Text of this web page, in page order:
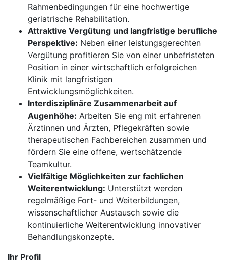
Rahmenbedingungen für eine hochwertige
geriatrische Rehabilitation.
Attraktive Vergütung und langfristige berufliche
Perspektive: Neben einer leistungsgerechten
Vergütung profitieren Sie von einer unbefristeten
Position in einer wirtschaftlich erfolgreichen
Klinik mit langfristigen
Entwicklungsmöglichkeiten.
Interdisziplinäre Zusammenarbeit auf
Augenhöhe: Arbeiten Sie eng mit erfahrenen
Ärztinnen und Ärzten, Pflegekräften sowie
therapeutischen Fachbereichen zusammen und
fördern Sie eine offene, wertschätzende
Teamkultur.
Vielfältige Möglichkeiten zur fachlichen
Weiterentwicklung: Unterstützt werden
regelmäßige Fort- und Weiterbildungen,
wissenschaftlicher Austausch sowie die
kontinuierliche Weiterentwicklung innovativer
Behandlungskonzepte.
Ihr Profil